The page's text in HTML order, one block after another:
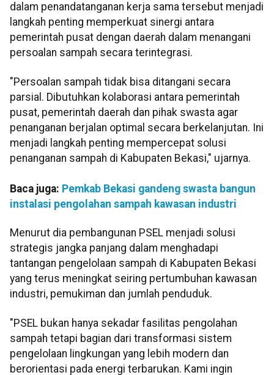
dalam penandatanganan kerja sama tersebut menjadi
langkah penting memperkuat sinergi antara
pemerintah pusat dengan daerah dalam menangani
persoalan sampah secara terintegrasi.
"Persoalan sampah tidak bisa ditangani secara
parsial. Dibutuhkan kolaborasi antara pemerintah
pusat, pemerintah daerah dan pihak swasta agar
penanganan berjalan optimal secara berkelanjutan. Ini
menjadi langkah penting mempercepat solusi
penanganan sampah di Kabupaten Bekasi," ujarnya.
Baca juga: Pemkab Bekasi gandeng swasta bangun
instalasi pengolahan sampah kawasan industri
Menurut dia pembangunan PSEL menjadi solusi
strategis jangka panjang dalam menghadapi
tantangan pengelolaan sampah di Kabupaten Bekasi
yang terus meningkat seiring pertumbuhan kawasan
industri, pemukiman dan jumlah penduduk.
"PSEL bukan hanya sekadar fasilitas pengolahan
sampah tetapi bagian dari transformasi sistem
pengelolaan lingkungan yang lebih modern dan
berorientasi pada energi terbarukan. Kami ingin